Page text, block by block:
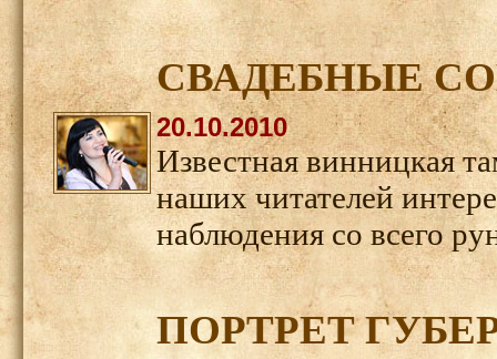
СВАДЕБНЫЕ
20.10.2010
Известная винницкая
наших читателей
наблюдения со всего
ПОРТРЕТ